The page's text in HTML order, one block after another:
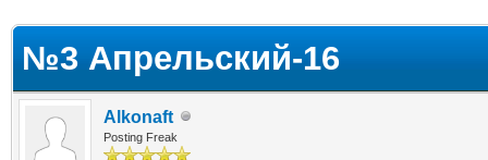
№3 Апрельский-16
Alkonaft
Posting Freak